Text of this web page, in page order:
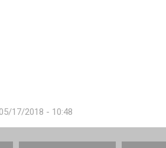
17/2018 - 10:48